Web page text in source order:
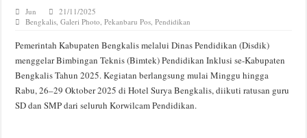
Jun
21/11/2025
Bengkalis ,Galeri Photo ,Pekanbaru Pos ,Pendidikan
Pemerintah Kabupaten Bengkalis melalui Dinas Pendidikan (Disdik)
menggelar Bimbingan Teknis (Bimtek) Pendidikan Inklusi se-Kabupaten
Bengkalis Tahun 2025. Kegiatan berlangsung mulai Minggu hingga
Rabu, 26–29 Oktober 2025 di Hotel Surya Bengkalis, diikuti ratusan guru
SD dan SMP dari seluruh Korwilcam Pendidikan.